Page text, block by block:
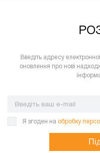
Введіть адресу
оновлення про нові
Я згоден на обробку